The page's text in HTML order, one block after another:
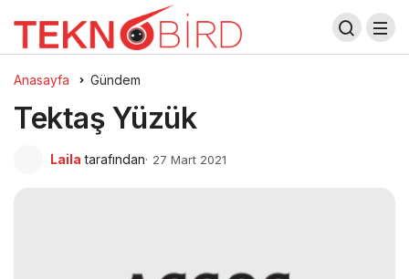
Anasayfa Gündem
Tektaş Yüzük
Laila tarafından 27 Mart 2021